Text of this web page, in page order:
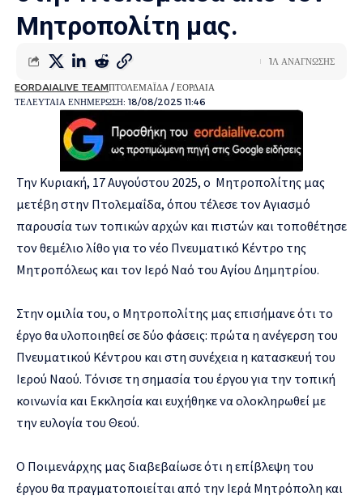
Μητροπολίτη μας.
ΤΕΛΕΥΤΑΙΑ ΕΝΗΜΕΡΩΣΗ: 18/08/2025 11:46
EORDAIALIVE TEAMΠΤΟΛΕΜΑΪΔΑ / ΕΟΡΔΑΙΑ
1Λ ΑΝΑΓΝΩΣΗΣ
Την Κυριακή, 17 Αυγούστου 2025, ο Μητροπολίτης μας
μετέβη στην Πτολεμαΐδα, όπου τέλεσε τον Αγιασμό
παρουσία των τοπικών αρχών και πιστών και τοποθέτησε
τον θεμέλιο λίθο για το νέο Πνευματικό Κέντρο της
Μητροπόλεως και τον Ιερό Ναό του Αγίου Δημητρίου.
Στην ομιλία του, ο Μητροπολίτης μας επισήμανε ότι το
έργο θα υλοποιηθεί σε δύο φάσεις: πρώτα η ανέγερση του
Πνευματικού Κέντρου και στη συνέχεια η κατασκευή του
Ιερού Ναού. Τόνισε τη σημασία του έργου για την τοπική
κοινωνία και Εκκλησία και ευχήθηκε να ολοκληρωθεί με
την ευλογία του Θεού.
Ο Ποιμενάρχης μας διαβεβαίωσε ότι η επίβλεψη του
έργου θα πραγματοποιείται από την Ιερά Μητρόπολη και